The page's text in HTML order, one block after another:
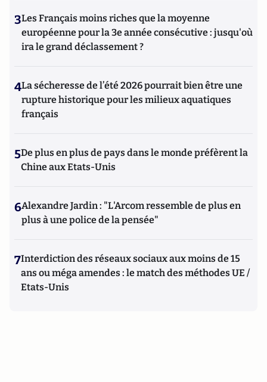
3Les Français moins riches que la moyenne
européenne pour la 3e année consécutive : jusqu'où
ira le grand déclassement ?
4La sécheresse de l’été 2026 pourrait bien être une
rupture historique pour les milieux aquatiques
français
5De plus en plus de pays dans le monde préfèrent la
Chine aux Etats-Unis
6Alexandre Jardin : "L'Arcom ressemble de plus en
plus à une police de la pensée"
7Interdiction des réseaux sociaux aux moins de 15
ans ou méga amendes : le match des méthodes UE /
Etats-Unis